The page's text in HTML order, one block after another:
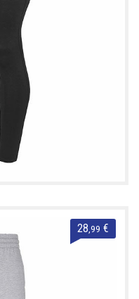
28 ,99 €